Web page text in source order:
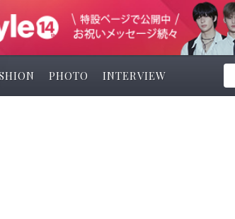
PHOTO INTERVIEW